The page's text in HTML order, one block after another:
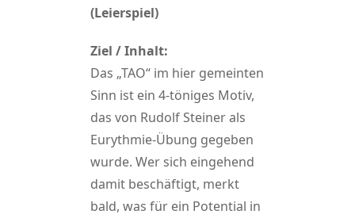
(Leierspiel)
Ziel / Inhalt:
Das „TAO“ im hier gemeinten
Sinn ist ein 4-töniges Motiv,
das von Rudolf Steiner als
Eurythmie-Übung gegeben
wurde. Wer sich eingehend
damit beschäftigt, merkt
bald, was für ein Potential in